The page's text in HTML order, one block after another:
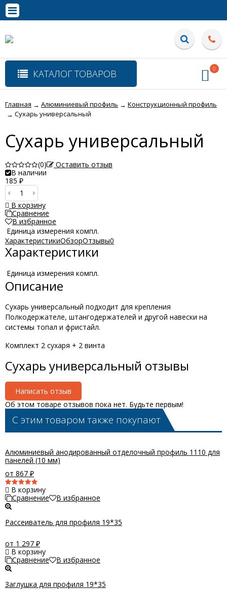
КАТАЛОГ ТОВАРОВ 0
Главная → Алюминиевый профиль → Конструкционный профиль
→ Сухарь универсальный
Сухарь универсальный
(0)
Оставить отзыв
В наличии
185 ₽
В корзину
Сравнение
В избранное
Единица измерения компл.
ХарактеристикиОбзорОтзывы0
Характеристики
Единица измерения компл.
Описание
Сухарь универсальный подходит для крепления
Полкодержателе, штангодержателей и другой навески на
системы топал и фристайл.
Комплект 2 сухаря + 2 винта
Сухарь универсальный отзывы
Написать отзыв
Об этом товаре отзывов пока нет. Будьте первым!
С этим товаром также покупают
Алюминиевый анодированный отделочный профиль 1110 для
панелей (10 мм)
от 867 ₽
В корзину
Сравнение
В избранное
Рассеиватель для профиля 19*35
от 1 297 ₽
В корзину
Сравнение
В избранное
Заглушка для профиля 19*35